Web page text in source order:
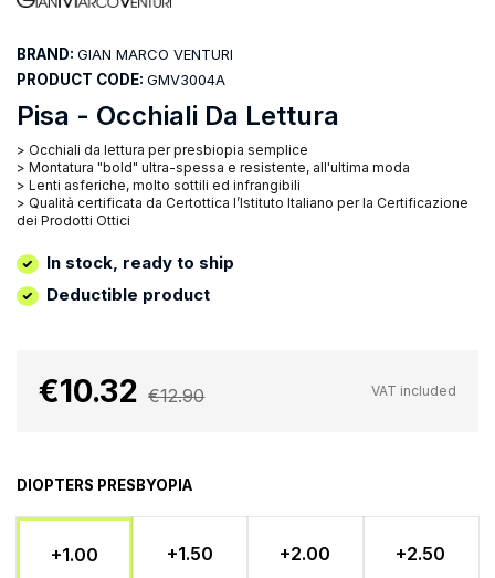
Pisa - Occhiali Da Lettura
> Occhiali da lettura per presbiopia semplice
> Montatura "bold" ultra-spessa e resistente, all'ultima moda
> Lenti asferiche, molto sottili ed infrangibili
> Qualità certificata da Certottica l’Istituto Italiano per la Certificazione
dei Prodotti Ottici
In stock, ready to ship
Deductible product
BRAND: GIAN MARCO VENTURI
PRODUCT CODE: GMV3004A
€10.32 €12.90 VAT included
DIOPTERS PRESBYOPIA
+1.00 +1.50 +2.00 +2.50